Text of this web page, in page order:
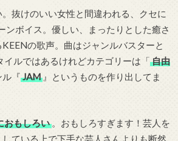
抜けのいい女性と間違われる、クセに
ンボイス。優しい、まったりとした癒さ
の歌声。曲はジャンルバスターと
イルではあるけれどカテゴリーは「 自由
ル『 JAM』というものを作り出してま
おもしろい。おもしろすぎます！芸人を
ている上で下手な芸人さんよりも断然